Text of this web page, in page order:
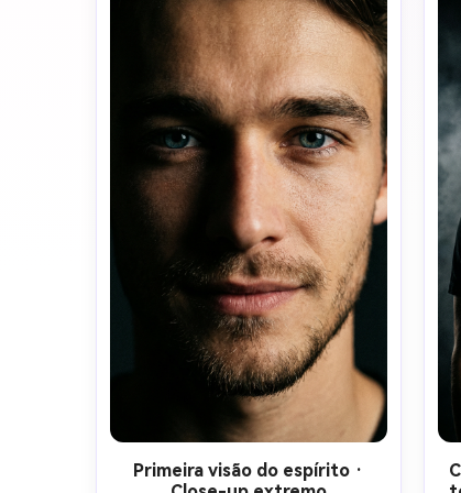
proporções realistas, nenhuma
ilustração, nenhum desenho
animado, nenhum anime. Fundo
mínimo, tons escuros, fumaça ou
textura sutil, classificação limpa de
cores do filme, composição oficial
do pôster do filme, nenhum texto,
nenhuma marca d'água, nenhum
logotipo.
Primeira visão do espírito ·